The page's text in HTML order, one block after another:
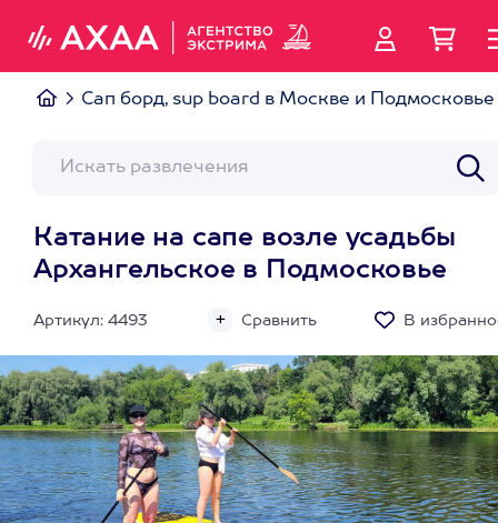
Сап борд, sup board в Москве и Подмосковье
Катание на сапе возле усадьбы
Архангельское в Подмосковье
Артикул: 4493 Сравнить В